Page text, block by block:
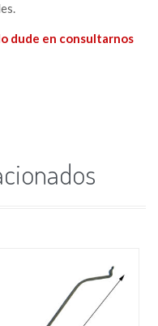
dude en consultarnos